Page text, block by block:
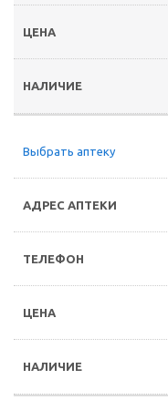
Выбрать аптеку